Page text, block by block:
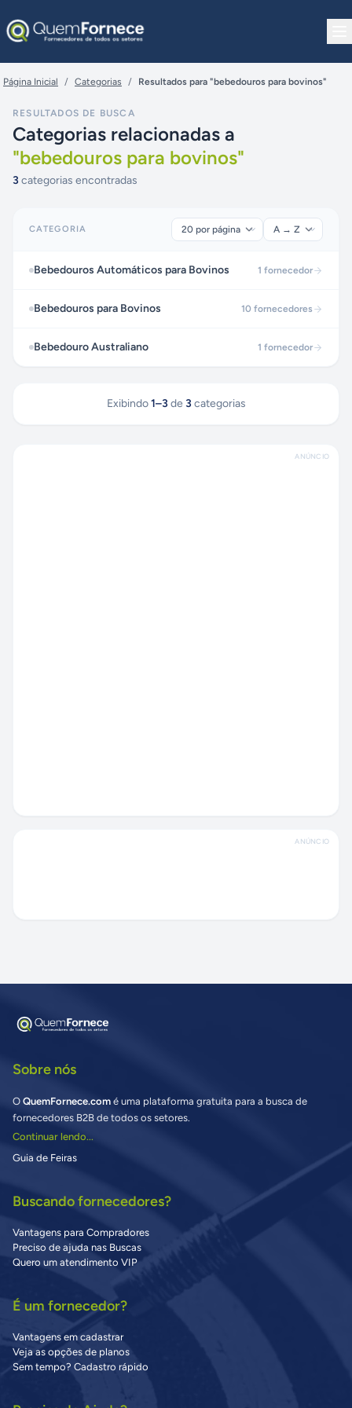
Página Inicial / Categorias / Resultados para "bebedouros para bovinos"
RESULTADOS DE BUSCA
Categorias relacionadas a
"bebedouros para bovinos"
3 categorias encontradas
CATEGORIA
Bebedouros Automáticos para Bovinos 1 fornecedor
Bebedouros para Bovinos 10 fornecedores
Bebedouro Australiano 1 fornecedor
Exibindo 1–3 de 3 categorias
ANÚNCIO
ANÚNCIO
Sobre nós
O QuemFornece.com é uma plataforma gratuita para a busca de
fornecedores B2B de todos os setores.
Continuar lendo...
Guia de Feiras
Buscando fornecedores?
Vantagens para Compradores
Preciso de ajuda nas Buscas
Quero um atendimento VIP
É um fornecedor?
Vantagens em cadastrar
Veja as opções de planos
Sem tempo? Cadastro rápido